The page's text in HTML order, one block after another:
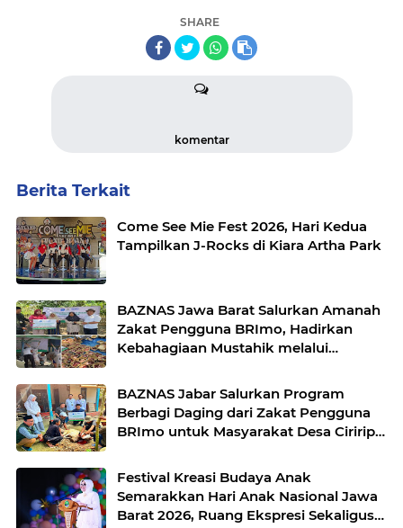
SHARE
komentar
Berita Terkait
Come See Mie Fest 2026, Hari Kedua
Tampilkan J-Rocks di Kiara Artha Park
BAZNAS Jawa Barat Salurkan Amanah
Zakat Pengguna BRImo, Hadirkan
Kebahagiaan Mustahik melalui
BAZNAS Jabar Salurkan Program
Berbagi Daging dari Zakat Pengguna
BRImo untuk Masyarakat Desa Ciririp
Festival Kreasi Budaya Anak
Semarakkan Hari Anak Nasional Jawa
Barat 2026, Ruang Ekspresi Sekaligus